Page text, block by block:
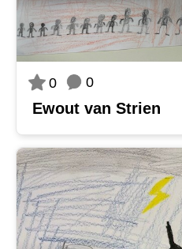
0 0
Ewout van Strien